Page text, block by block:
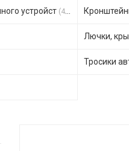
устройст (47)
Лючки,
Тросики